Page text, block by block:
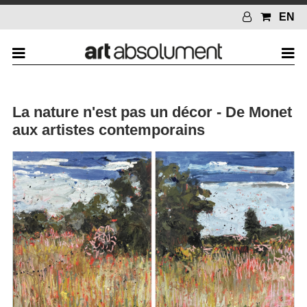
EN
La nature n'est pas un décor - De Monet
aux artistes contemporains